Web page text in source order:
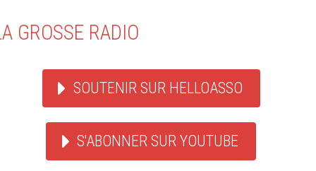
GROSSE RADIO
SOUTENIR SUR HELLOASSO
S'ABONNER SUR YOUTUBE